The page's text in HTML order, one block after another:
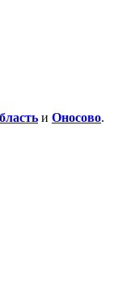
и Оносово.